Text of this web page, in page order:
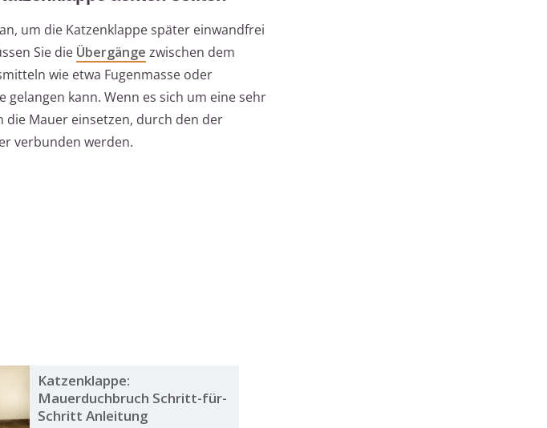
um die Katzenklappe später einwandfrei
Sie die Übergänge zwischen dem
wie etwa Fugenmasse oder
kann. Wenn es sich um eine sehr
die Mauer einsetzen, durch den der
verbunden werden.
Katzenklappe:
Mauerduchbruch Schritt-für-
Schritt Anleitung